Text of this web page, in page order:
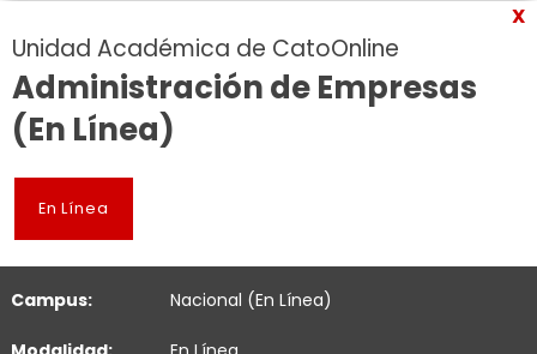
Unidad Académica de CatoOnline
Administración de Empresas
(En Línea)
En Línea
X
Campus: Nacional (En Línea)